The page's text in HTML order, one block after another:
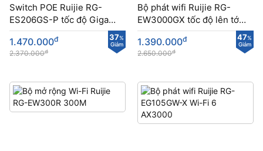
Switch POE Ruijie RG-
ES206GS-P tốc độ Gigabit
quản lí qua cloud
37%
Giảm
1.470.000đ
2.370.000đ
Bộ phát wifi Ruijie RG-
EW3000GX tốc độ lên tới
3000Mbps
47%
Giảm
1.390.000đ
2.650.000đ